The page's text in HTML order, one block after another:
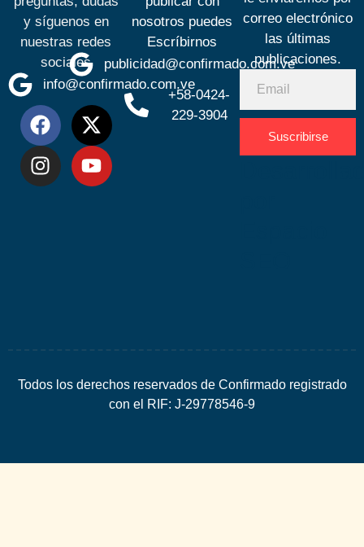
y síguenos en
nuestras redes
sociales
info@confirmado.com.ve
nosotros puedes
Escríbirnos
publicidad@confirmado.com.ve
+58-0424-
229-3904
correo electrónico
las últimas
publicaciones.
Suscribirse
Todos los derechos reservados de Confirmado registrado
con el RIF: J-29778546-9